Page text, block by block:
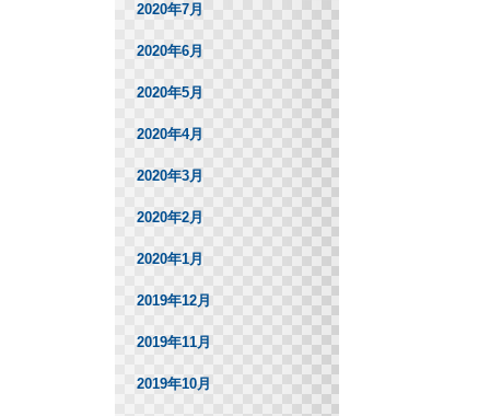
2020年7月
2020年6月
2020年5月
2020年4月
2020年3月
2020年2月
2020年1月
2019年12月
2019年11月
2019年10月